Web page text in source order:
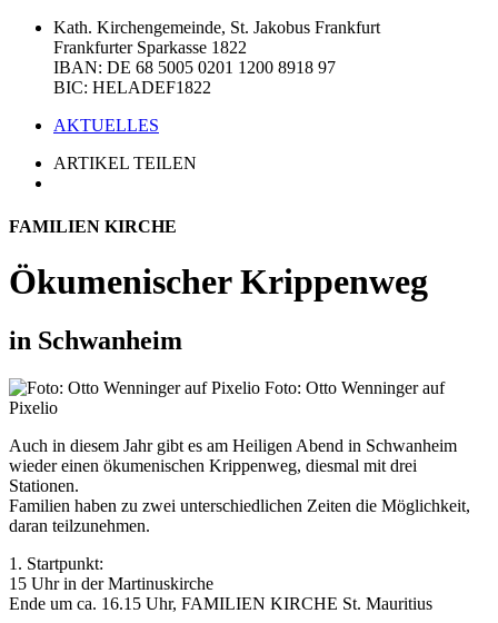
Kath. Kirchengemeinde, St. Jakobus Frankfurt
Frankfurter Sparkasse 1822
IBAN: DE 68 5005 0201 1200 8918 97
BIC: HELADEF1822
AKTUELLES
ARTIKEL TEILEN
FAMILIEN KIRCHE
Ökumenischer Krippenweg
in Schwanheim
Foto: Otto Wenninger auf
Pixelio
Auch in diesem Jahr gibt es am Heiligen Abend in Schwanheim
wieder einen ökumenischen Krippenweg, diesmal mit drei
Stationen.
Familien haben zu zwei unterschiedlichen Zeiten die Möglichkeit,
daran teilzunehmen.
1. Startpunkt:
15 Uhr in der Martinuskirche
Ende um ca. 16.15 Uhr, FAMILIEN KIRCHE St. Mauritius